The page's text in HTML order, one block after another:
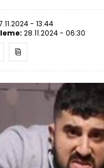
- 13:44
28.11.2024 - 06:30